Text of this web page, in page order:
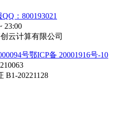
：800193021
23:00
云计算有限公司
号鄂ICP备 20001916号-10
B1-20221128